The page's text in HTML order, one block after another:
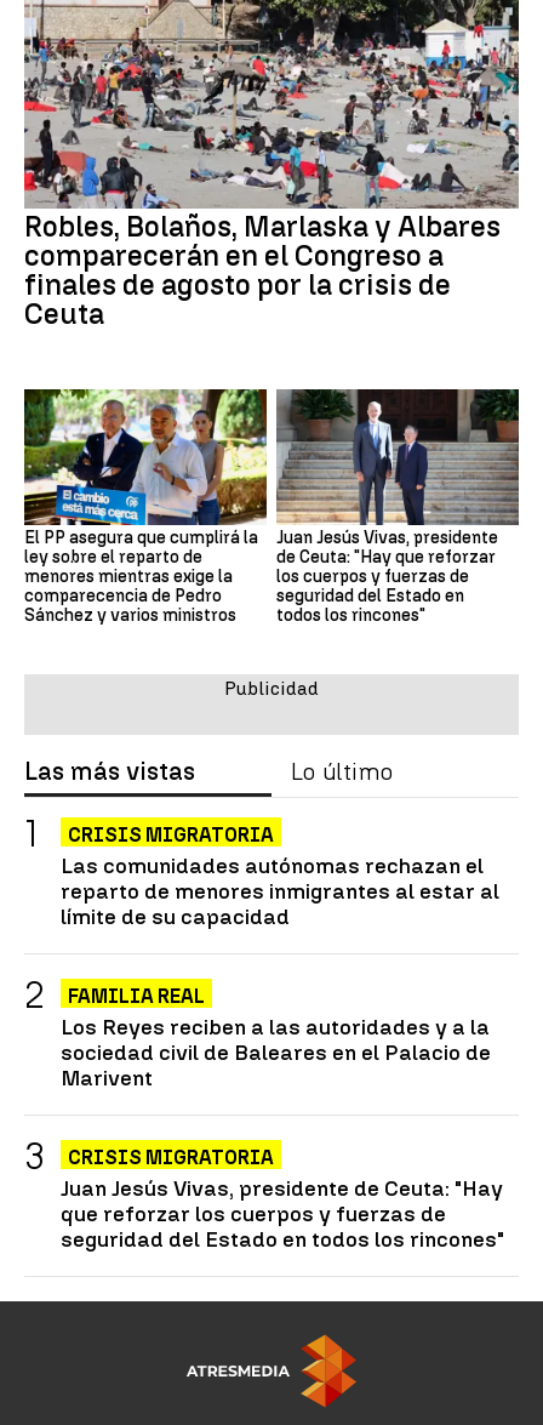
Robles, Bolaños, Marlaska y Albares
comparecerán en el Congreso a
finales de agosto por la crisis de
Ceuta
El PP asegura que cumplirá la
ley sobre el reparto de
menores mientras exige la
comparecencia de Pedro
Sánchez y varios ministros
Juan Jesús Vivas, presidente
de Ceuta: "Hay que reforzar
los cuerpos y fuerzas de
seguridad del Estado en
todos los rincones"
Las más vistas Lo último
CRISIS MIGRATORIA
Las comunidades autónomas rechazan el
reparto de menores inmigrantes al estar al
límite de su capacidad
FAMILIA REAL
Los Reyes reciben a las autoridades y a la
sociedad civil de Baleares en el Palacio de
Marivent
CRISIS MIGRATORIA
Juan Jesús Vivas, presidente de Ceuta: "Hay
que reforzar los cuerpos y fuerzas de
seguridad del Estado en todos los rincones"